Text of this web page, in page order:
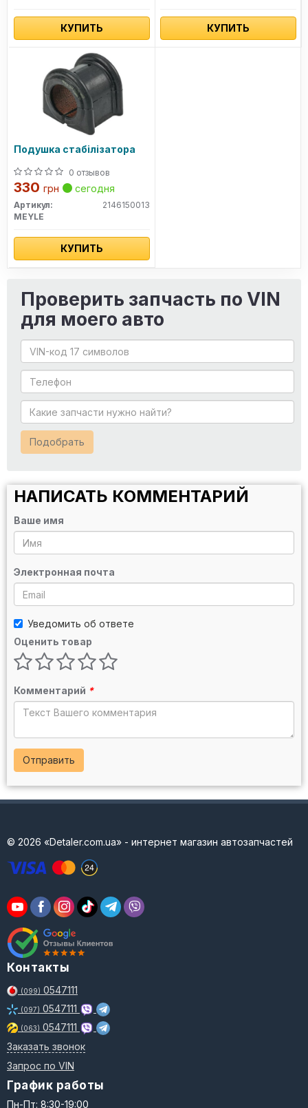
КУПИТЬ КУПИТЬ
Подушка стабілізатора
0 отзывов
330 грн сегодня
Артикул:
2146150013
MEYLE
КУПИТЬ
Проверить запчасть по VIN
для моего авто
Подобрать
НАПИСАТЬ КОММЕНТАРИЙ
Ваше имя
Электронная почта
Уведомить об ответе
Оценить товар
Комментарий *
Отправить
© 2026 «Detaler.com.ua» - интернет магазин автозапчастей
Контакты
(099) 0547111
(097) 0547111
(063) 0547111
Заказать звонок
Запрос по VIN
График работы
Пн-Пт: 8:30-19:00